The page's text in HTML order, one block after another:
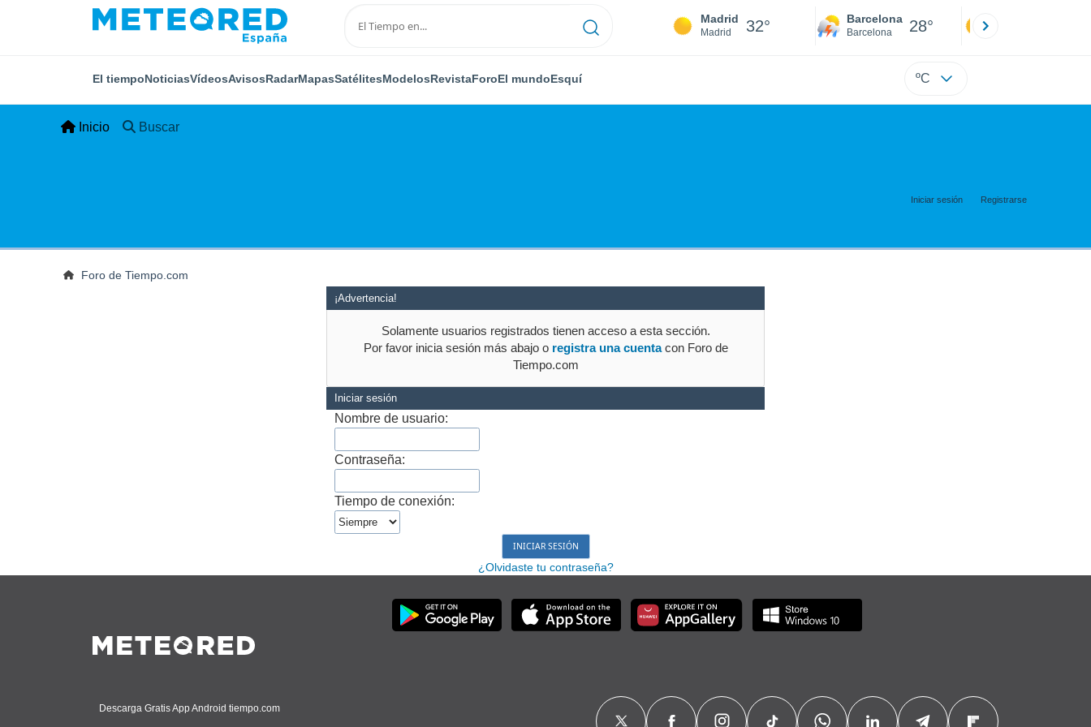
Madrid
Madrid 32° Barcelona
Barcelona 28°
El tiempoNoticiasVídeosAvisosRadarMapasSatélitesModelosRevistaForoEl mundoEsquí ºC
Inicio Buscar
Iniciar sesión Registrarse
Foro de Tiempo.com
¡Advertencia!
Solamente usuarios registrados tienen acceso a esta sección.
Por favor inicia sesión más abajo o registra una cuentacon Foro de
Tiempo.com
Iniciar sesión
Nombre de usuario:
Contraseña:
Tiempo de conexión:
¿Olvidaste tu contraseña?
Descarga Gratis App Android tiempo.com